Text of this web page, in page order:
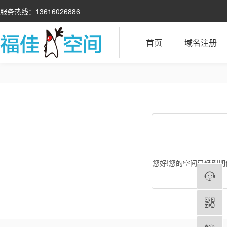
服务热线：13616026886
首页 域名注册
您好!您的空间已经到